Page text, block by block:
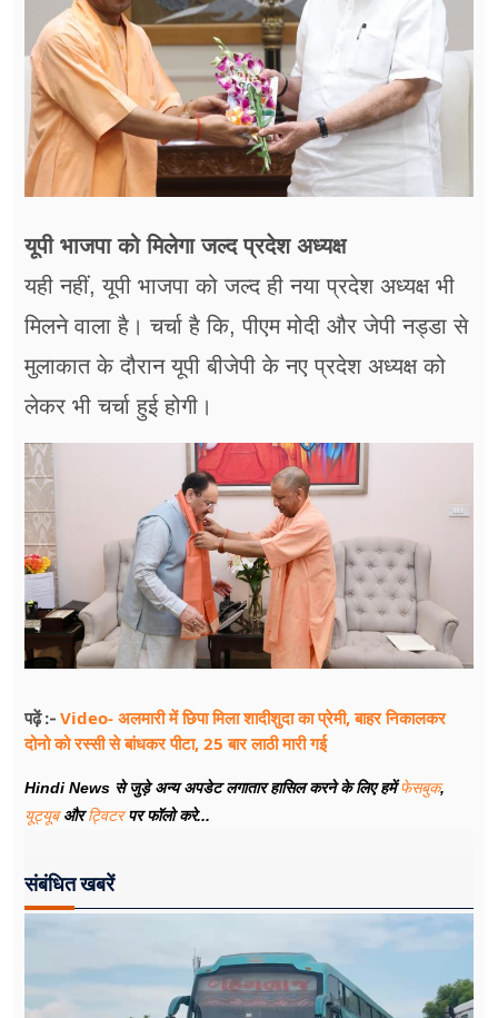
यूपी भाजपा को मिलेगा जल्द प्रदेश अध्यक्ष
यही नहीं, यूपी भाजपा को जल्द ही नया प्रदेश अध्यक्ष भी
मिलने वाला है। चर्चा है कि, पीएम मोदी और जेपी नड्डा से
मुलाकात के दौरान यूपी बीजेपी के नए प्रदेश अध्यक्ष को
लेकर भी चर्चा हुई होगी।
पढ़ें :- Video- अलमारी में छिपा मिला शादीशुदा का प्रेमी, बाहर निकालकर
दोनो को रस्सी से बांधकर पीटा, 25 बार लाठी मारी गई
Hindi News से जुड़े अन्य अपडेट लगातार हासिल करने के लिए हमेंफेसबुक,
यूट्यूबऔरट्विटरपर फॉलो करे...
संबंधित खबरें